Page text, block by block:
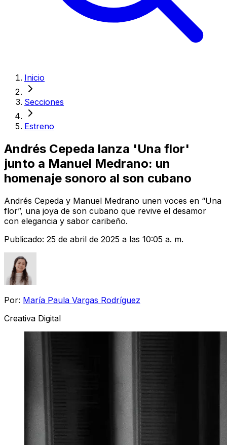
Inicio
Secciones
Estreno
Andrés Cepeda lanza 'Una flor'
junto a Manuel Medrano: un
homenaje sonoro al son cubano
Andrés Cepeda y Manuel Medrano unen voces en “Una
flor”, una joya de son cubano que revive el desamor
con elegancia y sabor caribeño.
Publicado: 25 de abril de 2025 a las 10:05 a. m.
Por: María Paula Vargas Rodríguez
Creativa Digital